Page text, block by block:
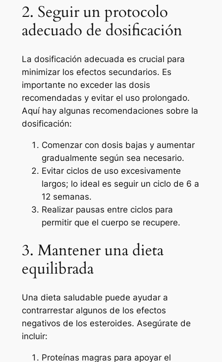
2. Seguir un protocolo
adecuado de dosificación
La dosificación adecuada es crucial para
minimizar los efectos secundarios. Es
importante no exceder las dosis
recomendadas y evitar el uso prolongado.
Aquí hay algunas recomendaciones sobre la
dosificación:
Comenzar con dosis bajas y aumentar
gradualmente según sea necesario.
Evitar ciclos de uso excesivamente
largos; lo ideal es seguir un ciclo de 6 a
12 semanas.
Realizar pausas entre ciclos para
permitir que el cuerpo se recupere.
3. Mantener una dieta
equilibrada
Una dieta saludable puede ayudar a
contrarrestar algunos de los efectos
negativos de los esteroides. Asegúrate de
incluir:
Proteínas magras para apoyar el